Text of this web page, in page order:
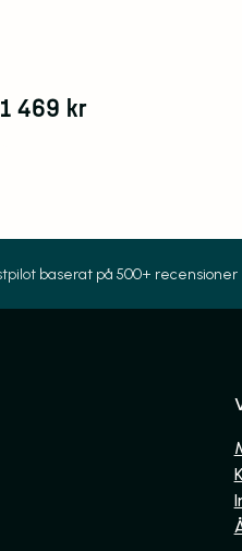
1 469 kr
baserat på 500+ recensioner